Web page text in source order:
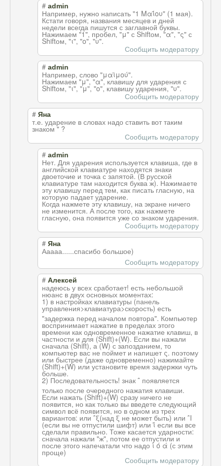
# admin
Например, нужно написать "1 Μαΐου" (1 мая).
Кстати говоря, названия месяцев и дней
недели всегда пишутся с заглавной буквы.
Нажимаем "1", пробел, "μ" с Shiftом, "α", "ς" с
Shiftом, "ι", "ο", "υ".
Сообщить модератору
# admin
Например, слово "μαϊμού".
Нажимаем "μ", "α", клавишу для ударения с
Shiftом, "ι", "μ", "ο", клавишу ударения, "υ".
Сообщить модератору
# Яна
т.е. ударение в словах надо ставить вот таким
знаком " ?
Сообщить модератору
# admin
Нет. Для ударения используется клавиша, где в
английской клавиатуре находятся знаки
двоеточие и точка с запятой. (В русской
клавиатуре там находится буква ж). Нажимаете
эту клавишу перед тем, как писать гласную, на
которую падает ударение.
Когда нажмете эту клавишу, на экране ничего
не изменится. А после того, как нажмете
гласную, она появится уже со знаком ударения.
Сообщить модератору
# Яна
Ааааа......спасибо большое)
Сообщить модератору
# Алексей
надеюсь у всех сработает! есть небольшой
нюанс в двух основных моментах:
1) в настройках клавиатуры (панель
управления>клавиатура>скорость) есть
"задержка перед началом повтора". Компьютер
воспринимает нажатие в пределах этого
времени как одновременное нажатие клавиш, в
частности и для (Shift)+(W). Если вы нажали
сначала (Shift), а (W) с запозданием, то
компьютер вас не поймет и напишет ς. поэтому
или быстрее (даже одновременно) нажимайте
(Shift)+(W) или установите время задержки чуть
больше.
2) Последовательность! знак ΅ появляется
только после очередного нажатия клавиши.
Если нажать (Shift)+(W) сразу ничего не
появится, но как только вы введете следующий
символ всё появится, но в одном из трех
вариантов: или ΅ξ(над ξ не может быть) или ΅Ι
(если вы не отпустили шифт) или ΐ если вы все
сделали правильно. Тоже касается ударности:
сначала нажали "ж", потом ее отпустили и
после этого напечатали что надо ί ό ά (с этим
проще)
Сообщить модератору